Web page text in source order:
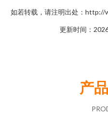
如若转载，请注明出处：
更新时间：
产